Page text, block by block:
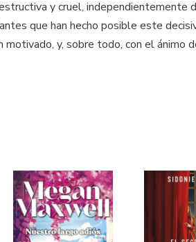
y cruel, independientemente
que han hecho posible este
y, sobre todo, con el